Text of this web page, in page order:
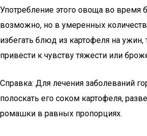
Употребление этого овоща во время
возможно, но в умеренных
избегать блюд из картофеля на ужин,
привести к чувству тяжести или
Справка: Для лечения заболеваний
полоскать его соком картофеля,
ромашки в равных пропорциях.